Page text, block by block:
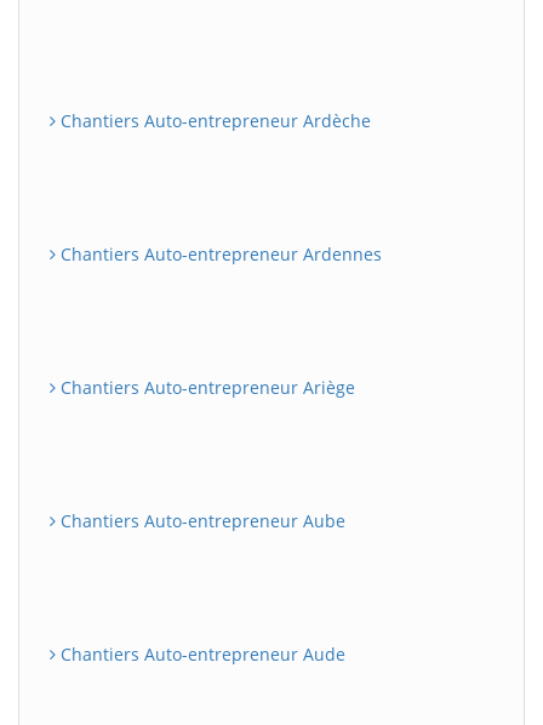
Chantiers Auto-entrepreneur Ardèche
Chantiers Auto-entrepreneur Ardennes
Chantiers Auto-entrepreneur Ariège
Chantiers Auto-entrepreneur Aube
Chantiers Auto-entrepreneur Aude